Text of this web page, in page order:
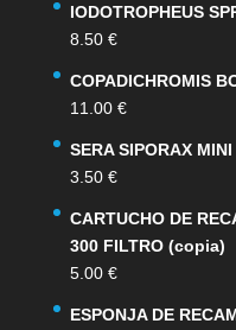
original
159.00 €.
IODOTROPHEUS
8.50 €
COPADICHROMIS
11.00 €
SERA SIPORAX MINI
3.50 €
CARTUCHO DE
300 FILTRO (copia)
5.00 €
ESPONJA DE